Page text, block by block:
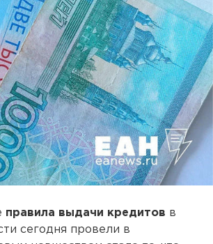
правила выдачи кредитов в
сегодня провели в